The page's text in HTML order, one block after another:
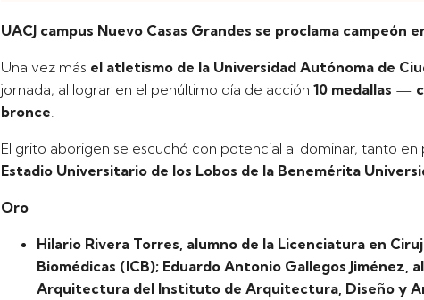
UACJ campus Nuevo Casas Grandes se proclama
Una vez más el atletismo de la Universidad Autónoma de
jornada, al lograr en el penúltimo día de acción 10 medallas —
bronce.
El grito aborigen se escuchó con potencial al dominar, tanto
Estadio Universitario de los Lobos de la Benemérita
Oro
Hilario Rivera Torres, alumno de la Licenciatura en
Biomédicas (ICB); Eduardo Antonio Gallegos Jiménez,
Arquitectura del Instituto de Arquitectura, Diseño y